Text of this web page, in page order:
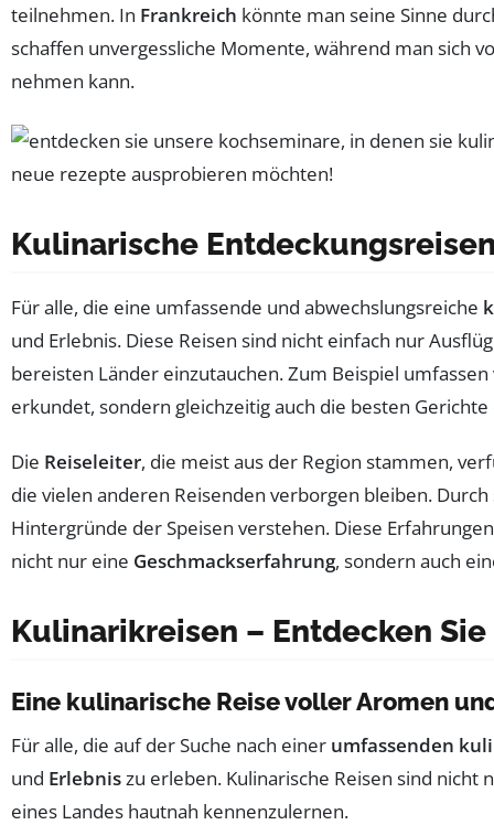
teilnehmen. In Frankreich könnte man seine Sinne
schaffen unvergessliche Momente, während man sich
nehmen kann.
Kulinarische
Für alle, die eine umfassende und abwechslungsreiche
und Erlebnis. Diese Reisen sind nicht einfach nur
bereisten Länder einzutauchen. Zum Beispiel
erkundet, sondern gleichzeitig auch die besten
Die Reiseleiter, die meist aus der Region stammen,
die vielen anderen Reisenden verborgen bleiben.
Hintergründe der Speisen verstehen. Diese
nicht nur eine Geschmackserfahrung, sondern auch
Kulinarikreisen – Entdecken
Eine kulinarische Reise voller Aromen
Für alle, die auf der Suche nach einer umfassenden
und Erlebniszu erleben. Kulinarische Reisen sind
eines Landes hautnah kennenzulernen.